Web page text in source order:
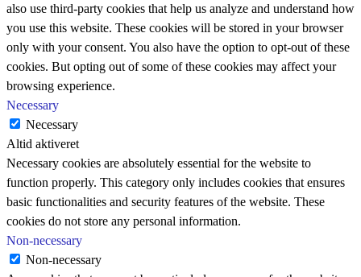
also use third-party cookies that help us analyze and understand how
you use this website. These cookies will be stored in your browser
only with your consent. You also have the option to opt-out of these
cookies. But opting out of some of these cookies may affect your
browsing experience.
Necessary
Necessary
Altid aktiveret
Necessary cookies are absolutely essential for the website to
function properly. This category only includes cookies that ensures
basic functionalities and security features of the website. These
cookies do not store any personal information.
Non-necessary
Non-necessary